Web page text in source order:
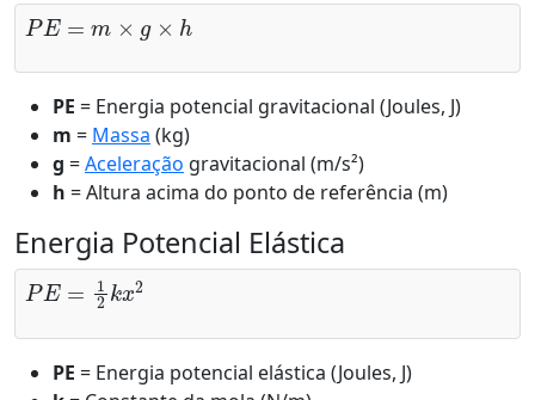
PE=m×g×h
PE = Energia potencial gravitacional (Joules, J)
m = Massa (kg)
g =Aceleração gravitacional (m/s²)
h = Altura acima do ponto de referência (m)
Energia Potencial Elástica
PE=12kx2
PE = Energia potencial elástica (Joules, J)